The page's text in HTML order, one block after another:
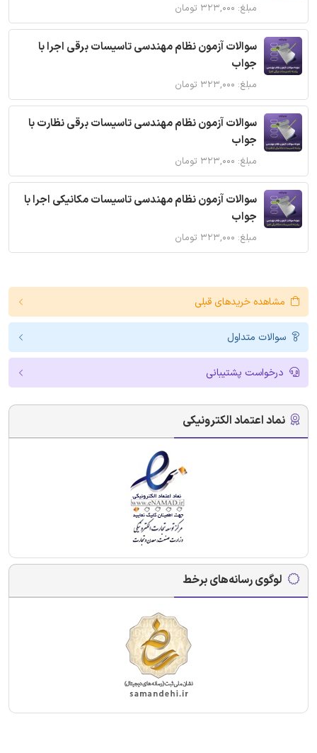
مبلغ: ۳۲۳,۰۰۰ تومان
سوالات آزمون نظام مهندسی تاسیسات برقی اجرا با
جواب
مبلغ: ۳۲۳,۰۰۰ تومان
سوالات آزمون نظام مهندسی تاسیسات برقی نظارت با
جواب
مبلغ: ۳۲۳,۰۰۰ تومان
سوالات آزمون نظام مهندسی تاسیسات مکانیکی اجرا با
جواب
مبلغ: ۳۲۳,۰۰۰ تومان
مشاهده خریدهای قبلی
سوالات متداول
درخواست پشتیبانی
نماد اعتماد الکترونیکی
لوگوی رسانه‌های برخط